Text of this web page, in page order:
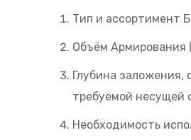
Тип и ассортимент
Объём Армирования
Глубина заложения,
требуемой несущей
Необходимость